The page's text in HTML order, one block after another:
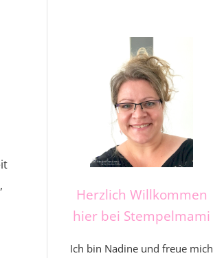
Herzlich Willkommen
hier bei Stempelmami
Ich bin Nadine und freue mich